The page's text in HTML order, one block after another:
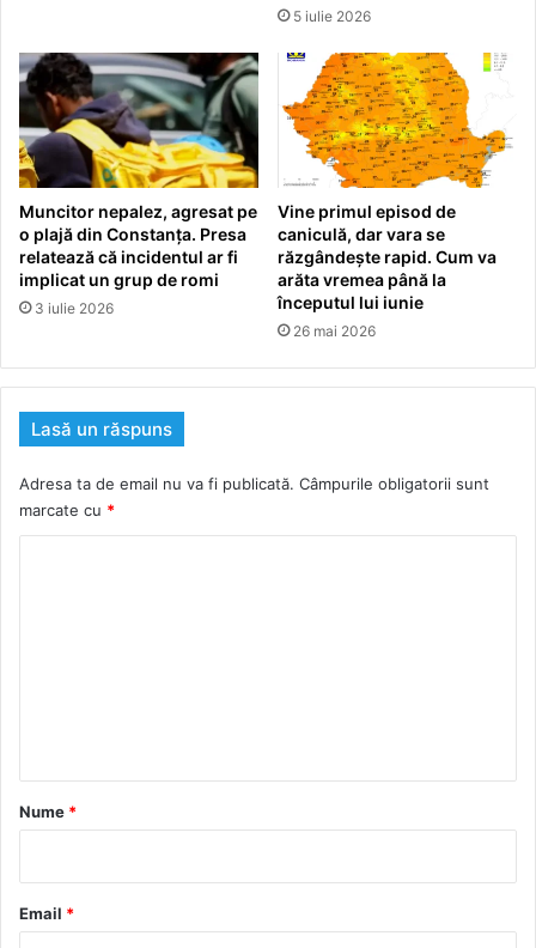
5 iulie 2026
Muncitor nepalez, agresat pe
o plajă din Constanța. Presa
relatează că incidentul ar fi
implicat un grup de romi
3 iulie 2026
Vine primul episod de
caniculă, dar vara se
răzgândește rapid. Cum va
arăta vremea până la
începutul lui iunie
26 mai 2026
Lasă un răspuns
Adresa ta de email nu va fi publicată. Câmpurile obligatorii sunt
marcate cu *
r
*
Nume *
Email *